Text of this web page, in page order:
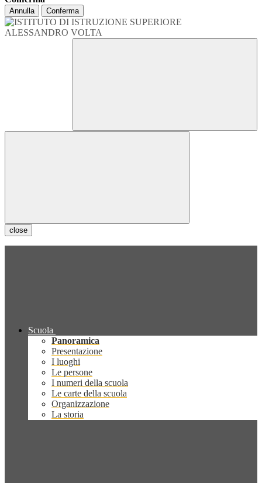
Annulla Conferma
close
Scuola
Panoramica
Presentazione
I luoghi
Le persone
I numeri della scuola
Le carte della scuola
Organizzazione
La storia